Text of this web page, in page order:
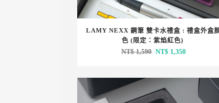
LAMY NEXX 鋼筆 雙卡水禮盒 : 禮盒外盒
色 (限定：紫焰紅色)
NT$1,590 原
價
格：
NT$ 1,590。
NT$ 1,350目
價
格：
NT$ 1,350